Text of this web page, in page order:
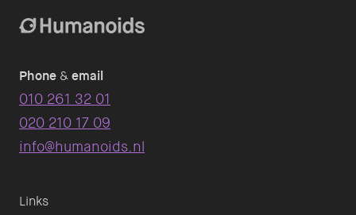
Phone &email
010 261 32 01
020 210 17 09
info@humanoids.nl
Links